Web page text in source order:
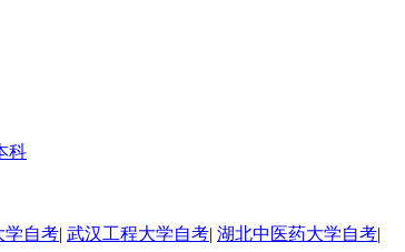
科
学自考| 武汉工程大学自考| 湖北中医药大学自考|